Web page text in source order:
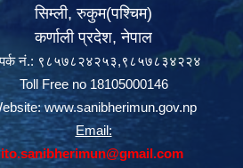
सिम्ली, रुकुम(पश्‍चिम)
कर्णाली प्रदेश, नेपाल
नं.: ९८५७८२४२५३,९८५७८३४२२४
Toll Free no 18105000146
www.sanibherimun.gov.np
Email:
ito.sanibherimun@gmail.com